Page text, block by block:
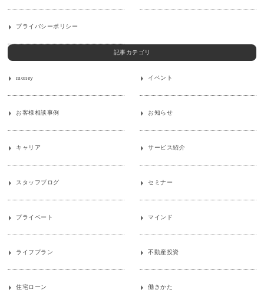
プライバシーポリシー
記事カテゴリ
money イベント
お客様相談事例 お知らせ
キャリア サービス紹介
スタッフブログ セミナー
プライベート マインド
ライフプラン 不動産投資
住宅ローン 働きかた